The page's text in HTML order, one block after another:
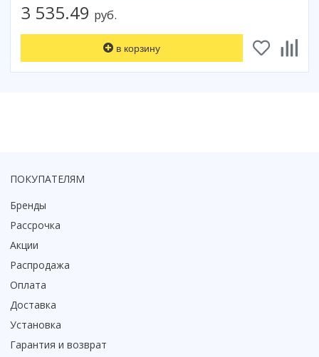
3 535.49 руб.
в корзину
ПОКУПАТЕЛЯМ
Бренды
Рассрочка
Акции
Распродажа
Оплата
Доставка
Установка
Гарантия и возврат